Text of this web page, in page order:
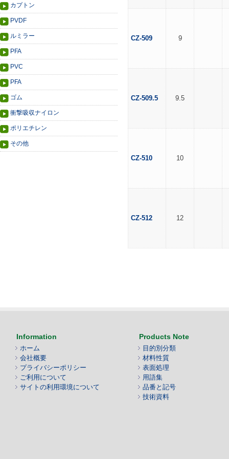
カプトン
PVDF
ルミラー
PFA
PVC
PFA
ゴム
衝撃吸収ナイロン
ポリエチレン
その他
CZ-509 9
CZ-509.5 9.5
CZ-510 10
CZ-512 12
Information
ホーム
会社概要
プライバシーポリシー
ご利用について
サイトの利用環境について
Products Note
目的別分類
材料性質
表面処理
用語集
品番と記号
技術資料